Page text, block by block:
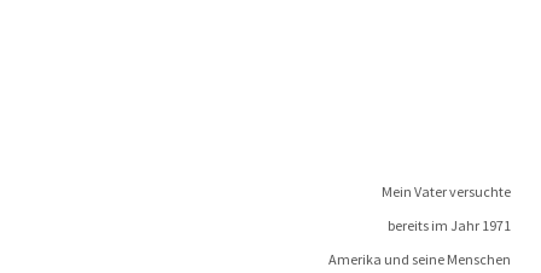
Mein Vater versuchte
bereits im Jahr 1971
Ame­ri­ka und sei­ne Menschen